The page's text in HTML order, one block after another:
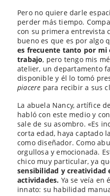
Pero no quiere darle
perder más tiempo.
con su primera entrevista
bueno es que es por algo
es frecuente tanto por mi
trabajo, pero tengo mis
atelier, un departamento
disponible y él lo tomó
piacere para recibir a sus
La abuela Nancy, artífice
habló con este medio y
sale de su asombro. «Es
corta edad, haya captado
como diseñador. Como
orgullosa y emocionada.
chico muy particular, ya
sensibilidad y creatividad
actividades. Ya se veía en
innato: su habilidad